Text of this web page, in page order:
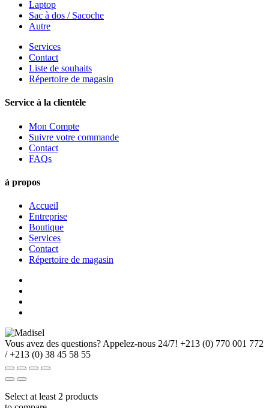
Laptop
Sac à dos / Sacoche
Autre
Services
Contact
Liste de souhaits
Répertoire de magasin
Service à la clientèle
Mon Compte
Suivre votre commande
Contact
FAQs
à propos
Accueil
Entreprise
Boutique
Services
Contact
Répertoire de magasin
Vous avez des questions? Appelez-nous 24/7! +213 (0) 770 001 772
/ +213 (0) 38 45 58 55
Select at least 2 products